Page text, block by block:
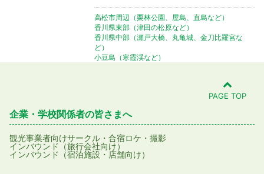
高松市周辺（栗林公園、屋島、直島など）
香川県東部（津田の松原など）
香川県中部（瀬戸大橋、丸亀城、金刀比羅宮な
ど）
小豆島（寒霞渓など）
PAGE TOP
企業・学校関係者の皆さまへ
観光事業者向けサークル・合宿ロケ・撮影
インバウンド（旅行会社向け）
インバウンド（宿泊施設・店舗向け）